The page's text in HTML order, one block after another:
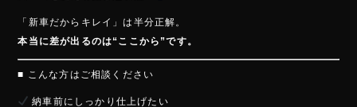
「新車だからキレイ」は半分正解。
本当に差が出るのは“ここから”です。
■ こんな方はご相談ください
納車前にしっかり仕上げたい